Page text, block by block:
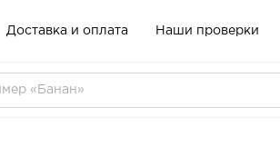
Доставка и оплата Наши проверки